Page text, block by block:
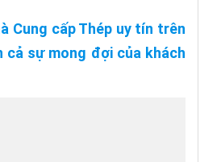
Cung cấp Thép uy tín trên
sự mong đợi của khách